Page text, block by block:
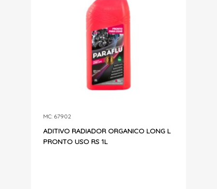
ADITIVO RADIADOR ORGANICO LONG L
PRONTO USO RS 1L
MC: 67902